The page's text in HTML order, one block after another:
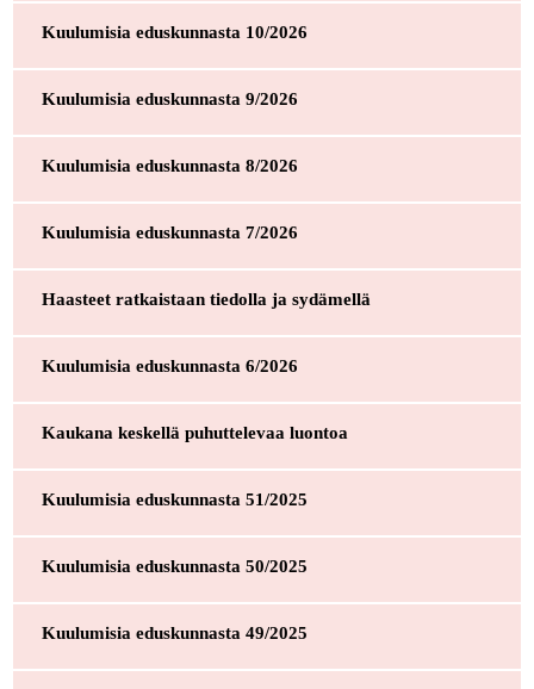
Kuulumisia eduskunnasta 10/2026
Kuulumisia eduskunnasta 9/2026
Kuulumisia eduskunnasta 8/2026
Kuulumisia eduskunnasta 7/2026
Haasteet ratkaistaan tiedolla ja sydämellä
Kuulumisia eduskunnasta 6/2026
Kaukana keskellä puhuttelevaa luontoa
Kuulumisia eduskunnasta 51/2025
Kuulumisia eduskunnasta 50/2025
Kuulumisia eduskunnasta 49/2025